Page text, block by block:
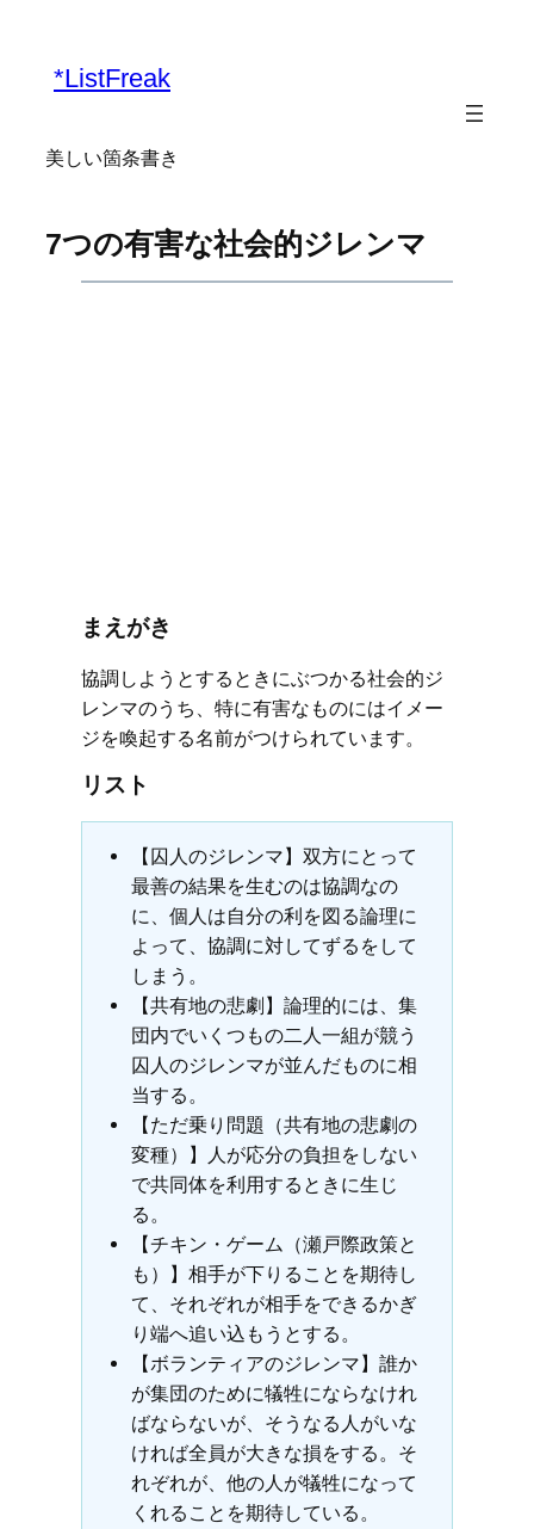
*ListFreak
美しい箇条書き
7つの有害な社会的ジレンマ
まえがき
協調しようとするときにぶつかる社会的ジ
レンマのうち、特に有害なものにはイメー
ジを喚起する名前がつけられています。
リスト
【囚人のジレンマ】双方にとって
最善の結果を生むのは協調なの
に、個人は自分の利を図る論理に
よって、協調に対してずるをして
しまう。
【共有地の悲劇】論理的には、集
団内でいくつもの二人一組が競う
囚人のジレンマが並んだものに相
当する。
【ただ乗り問題（共有地の悲劇の
変種）】人が応分の負担をしない
で共同体を利用するときに生じ
る。
【チキン・ゲーム（瀬戸際政策と
も）】相手が下りることを期待し
て、それぞれが相手をできるかぎ
り端へ追い込もうとする。
【ボランティアのジレンマ】誰か
が集団のために犠牲にならなけれ
ばならないが、そうなる人がいな
ければ全員が大きな損をする。そ
れぞれが、他の人が犠牲になって
くれることを期待している。